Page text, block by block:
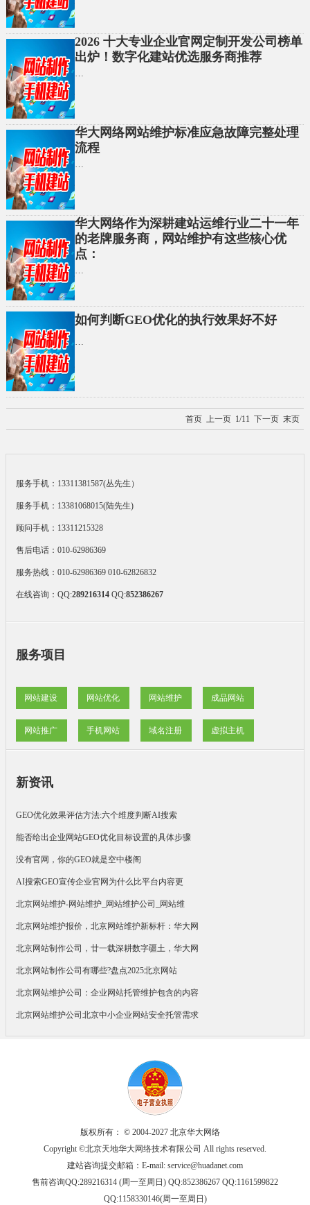
2026 十大专业企业官网定制开发公司榜单
出炉！数字化建站优选服务商推荐
…
华大网络网站维护标准应急故障完整处理
流程
…
华大网络作为深耕建站运维行业二十一年
的老牌服务商，网站维护有这些核心优
点：
…
如何判断GEO优化的执行效果好不好
…
首页 上一页 1/11下一页 末页
服务手机：13311381587(丛先生）
服务手机：13381068015(陆先生)
顾问手机：13311215328
售后电话：010-62986369
服务热线：010-62986369 010-62826832
在线咨询： QQ:289216314 QQ:852386267
服务项目
网站建设 网站优化 网站维护 成品网站
网站推广 手机网站 域名注册 虚拟主机
新资讯
GEO优化效果评估方法:六个维度判断AI搜索
能否给出企业网站GEO优化目标设置的具体步骤
没有官网，你的GEO就是空中楼阁
AI搜索GEO宣传企业官网为什么比平台内容更
北京网站维护-网站维护_网站维护公司_网站维
北京网站维护报价，北京网站维护新标杆：华大网
北京网站制作公司，廿一载深耕数字疆土，华大网
北京网站制作公司有哪些?盘点2025北京网站
北京网站维护公司：企业网站托管维护包含的内容
北京网站维护公司北京中小企业网站安全托管需求
版权所有： © 2004-2027 北京华大网络
Copyright ©北京天地华大网络技术有限公司 All rights reserved.
建站咨询提交邮箱：E-mail: service@huadanet.com
售前咨询QQ:289216314 (周一至周日) QQ:852386267 QQ:1161599822
QQ:1158330146(周一至周日)